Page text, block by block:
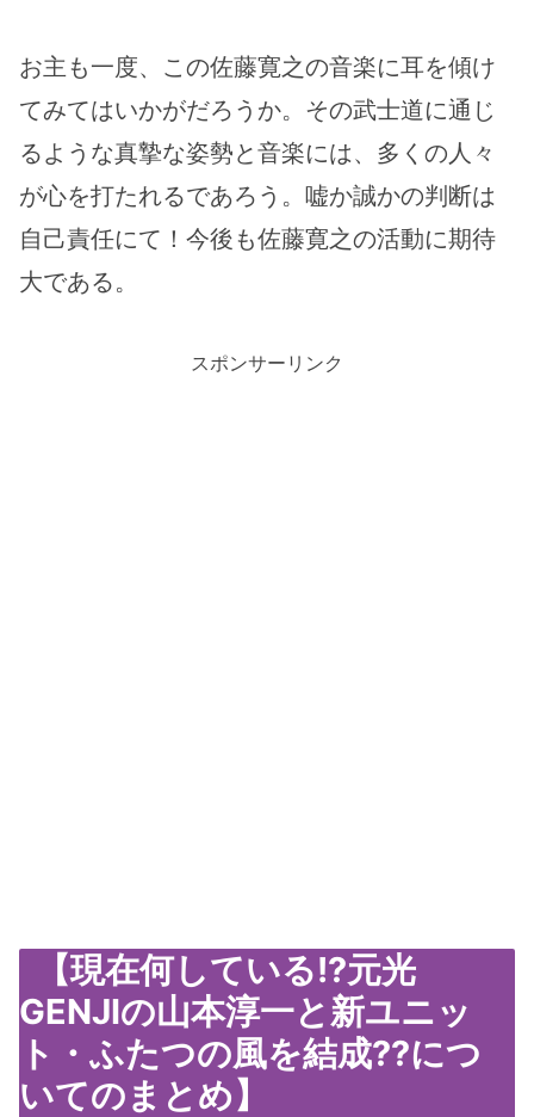
お主も一度、この佐藤寛之の音楽に耳を傾け
てみてはいかがだろうか。その武士道に通じ
るような真摯な姿勢と音楽には、多くの人々
が心を打たれるであろう。嘘か誠かの判断は
自己責任にて！今後も佐藤寛之の活動に期待
大である。
スポンサーリンク
【現在何している!?元光
GENJIの山本淳一と新ユニッ
ト・ふたつの風を結成??につ
いてのまとめ】